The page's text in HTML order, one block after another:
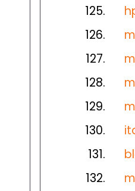
125.
126.
127.
128.
129.
130.
131.
132.